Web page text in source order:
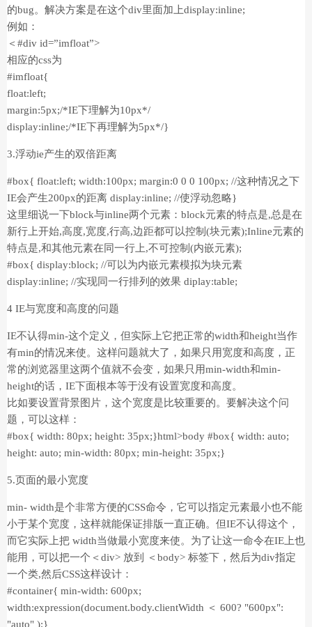
的bug。解决方案是在这个div里面加上display:inline;
例如：
＜#div id=”imfloat”>
相应的css为
#imfloat{
float:left;
margin:5px;/*IE下理解为10px*/
display:inline;/*IE下再理解为5px*/}
3.浮动ie产生的双倍距离
#box{ float:left; width:100px; margin:0 0 0 100px; //这种情况之下
IE会产生200px的距离 display:inline; //使浮动忽略}
这里细说一下block与inline两个元素：block元素的特点是,总是在
新行上开始,高度,宽度,行高,边距都可以控制(块元素);Inline元素的
特点是,和其他元素在同一行上,不可控制(内嵌元素);
#box{ display:block; //可以为内嵌元素模拟为块元素
display:inline; //实现同一行排列的效果 diplay:table;
4 IE与宽度和高度的问题
IE不认得min-这个定义，但实际上它把正常的width和height当作
有min的情况来使。这样问题就大了，如果只用宽度和高度，正
常的浏览器里这两个值就不会变，如果只用min-width和min-
height的话，IE下面根本等于没有设置宽度和高度。
比如要设置背景图片，这个宽度是比较重要的。要解决这个问
题，可以这样：
#box{ width: 80px; height: 35px;}html>body #box{ width: auto;
height: auto; min-width: 80px; min-height: 35px;}
5.页面的最小宽度
min- width是个非常方便的CSS命令，它可以指定元素最小也不能
小于某个宽度，这样就能保证排版一直正确。但IE不认得这个，
而它实际上把 width当做最小宽度来使。为了让这一命令在IE上也
能用，可以把一个＜div> 放到 ＜body> 标签下，然后为div指定
一个类,然后CSS这样设计：
#container{ min-width: 600px;
width:expression(document.body.clientWidth ＜ 600? "600px":
"auto" );}